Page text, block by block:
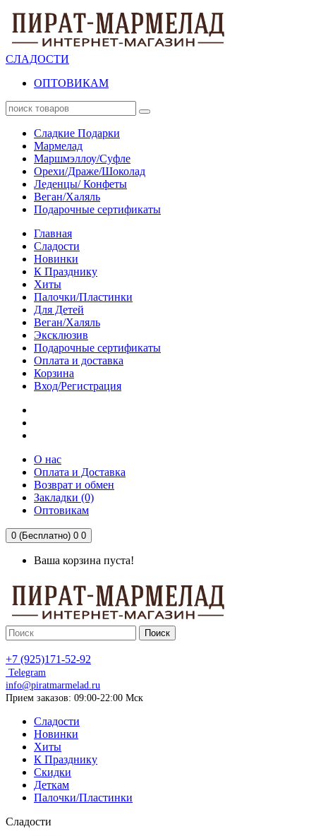
СЛАДОСТИ
ОПТОВИКАМ
Сладкие Подарки
Мармелад
Маршмэллоу/Суфле
Орехи/Драже/Шоколад
Леденцы/ Конфеты
Веган/Халяль
Подарочные сертификаты
Главная
Сладости
Новинки
К Празднику
Хиты
Палочки/Пластинки
Для Детей
Веган/Халяль
Эксклюзив
Подарочные сертификаты
Оплата и доставка
Корзина
Вход/Регистрация
О нас
Оплата и Доставка
Возврат и обмен
Закладки (0)
Оптовикам
0 (Бесплатно) 0 0
Ваша корзина пуста!
Поиск
+7 (925)171-52-92
Telegram
info@piratmarmelad.ru
Прием заказов: 09:00-22:00 Мск
Сладости
Новинки
Хиты
К Празднику
Скидки
Деткам
Палочки/Пластинки
Сладости